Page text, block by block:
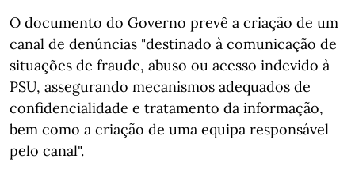
O documento do Governo prevê a criação de um
canal de denúncias "destinado à comunicação de
situações de fraude, abuso ou acesso indevido à
PSU, assegurando mecanismos adequados de
confidencialidade e tratamento da informação,
bem como a criação de uma equipa responsável
pelo canal".